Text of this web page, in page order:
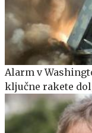
Alarm v
ključne rakete